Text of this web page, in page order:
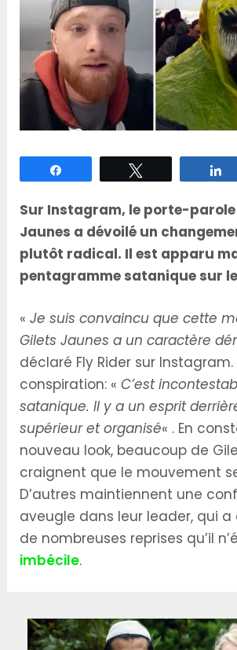
Sur Instagram, le porte-parole
Jaunes a dévoilé un
plutôt radical. Il est apparu
pentagramme satanique sur
«Je suis convaincu que cette
Gilets Jaunes a un caractère
déclaré Fly Rider sur
conspiration: «C’est
satanique. Il y a un esprit
supérieur et organisé« . En
nouveau look, beaucoup de
craignent que le mouvement
D’autres maintiennent une
aveugle dans leur leader, qui
de nombreuses reprises qu’il
imbécile.